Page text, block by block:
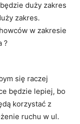
duży zakres
zakres.
w zakresie
?
się raczej
będzie lepiej, bo
korzystać z
ruchu w ul.